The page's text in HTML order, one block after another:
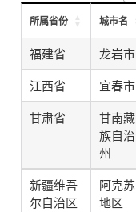
所属省份 城市名
福建省 龙岩市
江西省
宜春市
甘肃省
甘南藏
族自治
州
新疆维吾
尔自治区
阿克苏
地区